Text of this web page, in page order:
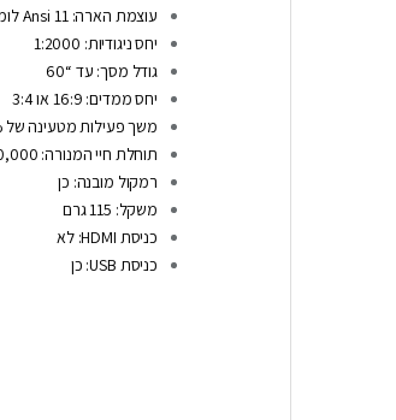
עוצמת הארה: 11 Ansi לומן
יחס ניגודיות: 1:2000
גודל מסך: עד “60
יחס ממדים: 16:9 או 3:4
משך פעילות מטעינה של 100%: עד שעתיים
תוחלת חיי המנורה: 20,000 שעות
רמקול מובנה: כן
משקל: 115 גרם
כניסת HDMI: לא
כניסת USB: כן